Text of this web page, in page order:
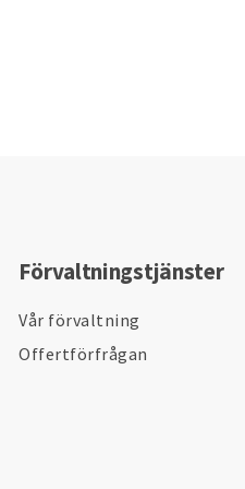
Förvaltningstjänster
Vår förvaltning
Offertförfrågan